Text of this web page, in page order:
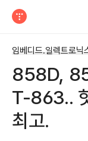
임베디드.일렉트로
858D,
T-863..
최고.